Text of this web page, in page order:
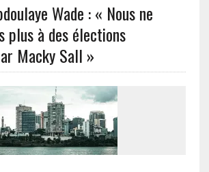
Wade : « Nous ne
plus à des élections
Macky Sall »